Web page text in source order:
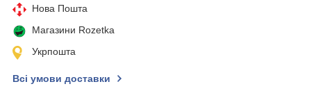
Нова Пошта
Магазини Rozetka
Укрпошта
Всі умови доставки